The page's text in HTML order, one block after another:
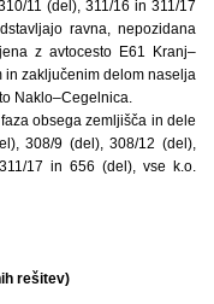
11 (del), 311/16 in 311/17
ravna, nepozidana
z avtocesto E61 Kranj–
zaključenim delom naselja
Naklo–Cegelnica.
obsega zemljišča in dele
308/9 (del), 308/12 (del),
17 in 656 (del), vse k.o.
rešitev)